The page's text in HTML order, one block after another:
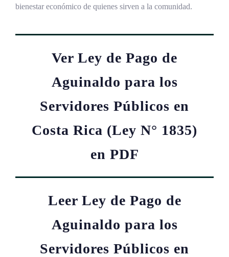
bienestar económico de quienes sirven a la comunidad.
Ver Ley de Pago de
Aguinaldo para los
Servidores Públicos en
Costa Rica (Ley N° 1835)
en PDF
Leer Ley de Pago de
Aguinaldo para los
Servidores Públicos en